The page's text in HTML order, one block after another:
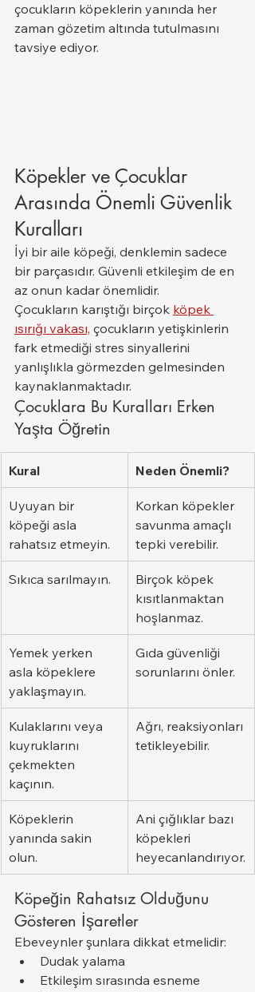
çocukların köpeklerin yanında her
zaman gözetim altında tutulmasını
tavsiye ediyor.
Köpekler ve Çocuklar
Arasında Önemli Güvenlik
Kuralları
İyi bir aile köpeği, denklemin sadece
bir parçasıdır. Güvenli etkileşim de en
az onun kadar önemlidir.
Çocukların karıştığı birçok köpek
ısırığı vakası, çocukların yetişkinlerin
fark etmediği stres sinyallerini
yanlışlıkla görmezden gelmesinden
kaynaklanmaktadır.
Çocuklara Bu Kuralları Erken
Yaşta Öğretin
Kural Neden Önemli?
Uyuyan bir
köpeği asla
rahatsız etmeyin.
Korkan köpekler
savunma amaçlı
tepki verebilir.
Sıkıca sarılmayın.
Birçok köpek
kısıtlanmaktan
hoşlanmaz.
Yemek yerken
asla köpeklere
yaklaşmayın.
Gıda güvenliği
sorunlarını önler.
Kulaklarını veya
kuyruklarını
çekmekten
kaçının.
Ağrı, reaksiyonları
tetikleyebilir.
Köpeklerin
yanında sakin
olun.
Ani çığlıklar bazı
köpekleri
heyecanlandırıyor.
Köpeğin Rahatsız Olduğunu
Gösteren İşaretler
Ebeveynler şunlara dikkat etmelidir:
Dudak yalama
Etkileşim sırasında esneme